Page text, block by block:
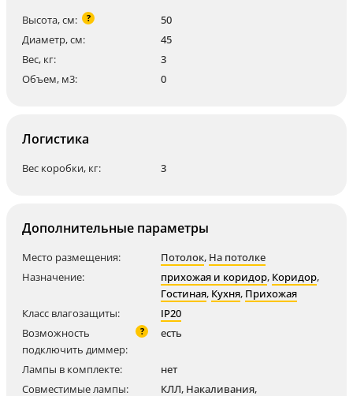
Высота, см: ?
50
Диаметр, см:
45
Вес, кг:
3
Объем, м3:
0
Логистика
Вес коробки, кг: 3
Дополнительные параметры
Место размещения: Потолок, На потолке
Назначение:
прихожая и коридор, Коридор,
Гостиная, Кухня, Прихожая
Класс влагозащиты:
IP20
Возможность
подключить диммер:
? есть
Лампы в комплекте:
нет
Совместимые лампы:
КЛЛ, Накаливания,